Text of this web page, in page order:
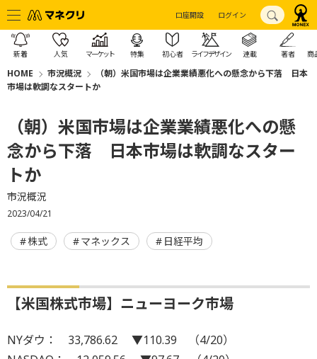
口座開設 ログイン
新着 人気 マーケット 特集 初心者 ライフデザイン 連載 著者 商
HOME 市況概況
（朝）米国市場は企業業績悪化への懸念から下落 日本
市場は軟調なスタートか
（朝）米国市場は企業業績悪化への懸
念から下落 日本市場は軟調なスター
トか
市況概況
2023/04/21
株式 マネックス 日経平均
【米国株式市場】ニューヨーク市場
NYダウ： 33,786.62 ▼110.39 （4/20）